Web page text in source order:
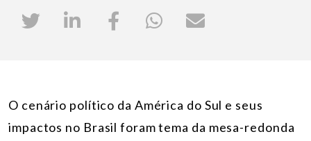
O cenário político da América do Sul e seus
impactos no Brasil foram tema da mesa-redonda